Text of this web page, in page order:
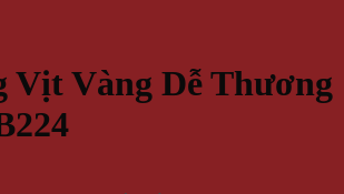
Vịt Vàng Dễ Thương